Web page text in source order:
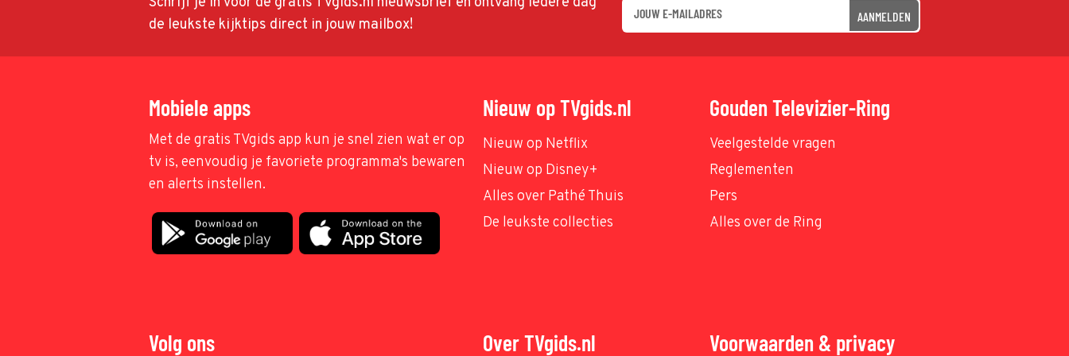
de leukste kijktips direct in jouw mailbox!
AANMELDEN
Mobiele apps
Met de gratis TVgids app kun je snel zien wat er op
tv is, eenvoudig je favoriete programma's bewaren
en alerts instellen.
Nieuw op TVgids.nl
Nieuw op Netflix
Nieuw op Disney+
Alles over Pathé Thuis
De leukste collecties
Gouden Televizier-Ring
Veelgestelde vragen
Reglementen
Pers
Alles over de Ring
Volg ons Over TVgids.nl Voorwaarden & privacy